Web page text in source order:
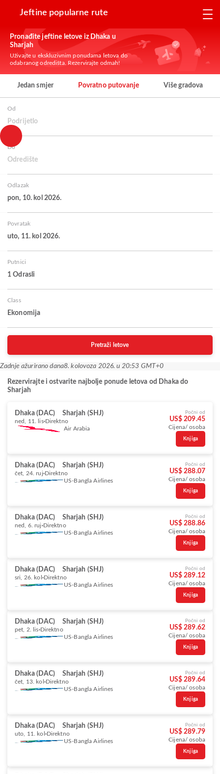
Jeftine popularne rute
Pronađite jeftine letove iz Dhaka u
Sharjah
Uživajte u ekskluzivnim ponudama letova do
odabranog odredišta. Rezervirajte odmah!
Jedan smjer Povratno putovanje Više gradova
Od
Podrijetlo
Do
Odredište
Odlazak
pon, 10. kol 2026.
Povratak
uto, 11. kol 2026.
Putnici
1 Odrasli
Class
Ekonomija
Pretraži letove
Zadnje ažurirano dana8. kolovoza 2026. u 20:53 GMT+0
Rezervirajte i ostvarite najbolje ponude letova od Dhaka do
Sharjah
Dhaka (DAC) Sharjah (SHJ)
ned, 11. lis Direktno
Air Arabia
Počni od
US$ 209.45
Cijena/ osoba
Knjiga
Dhaka (DAC) Sharjah (SHJ)
čet, 24. ruj Direktno
US-Bangla Airlines
Počni od
US$ 288.07
Cijena/ osoba
Knjiga
Dhaka (DAC) Sharjah (SHJ)
ned, 6. ruj Direktno
US-Bangla Airlines
Počni od
US$ 288.86
Cijena/ osoba
Knjiga
Dhaka (DAC) Sharjah (SHJ)
sri, 26. kol Direktno
US-Bangla Airlines
Počni od
US$ 289.12
Cijena/ osoba
Knjiga
Dhaka (DAC) Sharjah (SHJ)
pet, 2. lis Direktno
US-Bangla Airlines
Počni od
US$ 289.62
Cijena/ osoba
Knjiga
Dhaka (DAC) Sharjah (SHJ)
čet, 13. kol Direktno
US-Bangla Airlines
Počni od
US$ 289.64
Cijena/ osoba
Knjiga
Dhaka (DAC) Sharjah (SHJ)
uto, 11. kol Direktno
US-Bangla Airlines
Počni od
US$ 289.79
Cijena/ osoba
Knjiga